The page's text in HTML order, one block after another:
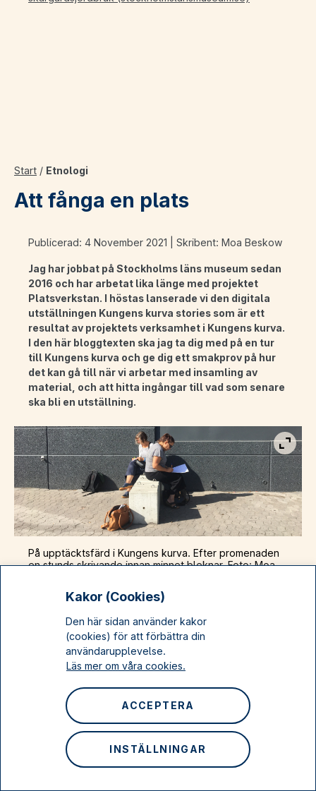
Kakor (Cookies)
Den här sidan använder kakor
(cookies) för att förbättra din
användarupplevelse.
Läs mer om våra cookies.
INSTÄLLNINGAR
ACCEPTERA
Start / Etnologi
Att fånga en plats
Publicerad: 4 November 2021 | Skribent: Moa Beskow
Jag har jobbat på Stockholms läns museum sedan
2016 och har arbetat lika länge med projektet
Platsverkstan. I höstas lanserade vi den digitala
utställningen Kungens kurva stories som är ett
resultat av projektets verksamhet i Kungens kurva.
I den här bloggtexten ska jag ta dig med på en tur
till Kungens kurva och ge dig ett smakprov på hur
det kan gå till när vi arbetar med insamling av
material, och att hitta ingångar till vad som senare
ska bli en utställning.
Visa
På upptäcktsfärd i Kungens kurva. Efter promenaden
en stunds skrivande innan minnet bleknar. Foto: Moa
fokus mot de så kallade regionala stadskärnorna. Det
här är platser i Stockholmsregionen som är särskilt
viktiga för länets utveckling. Det byggs nya bostäder
och man vill locka människor till platsen. Det pågår
inställt på framtiden. Men vad är platsen idag? Vilka
minnen och berättelser finns här? Genom
Platsverkstan undersöker och dokumenterar vi
platserna och 2019 hade turen kommit till Kungens